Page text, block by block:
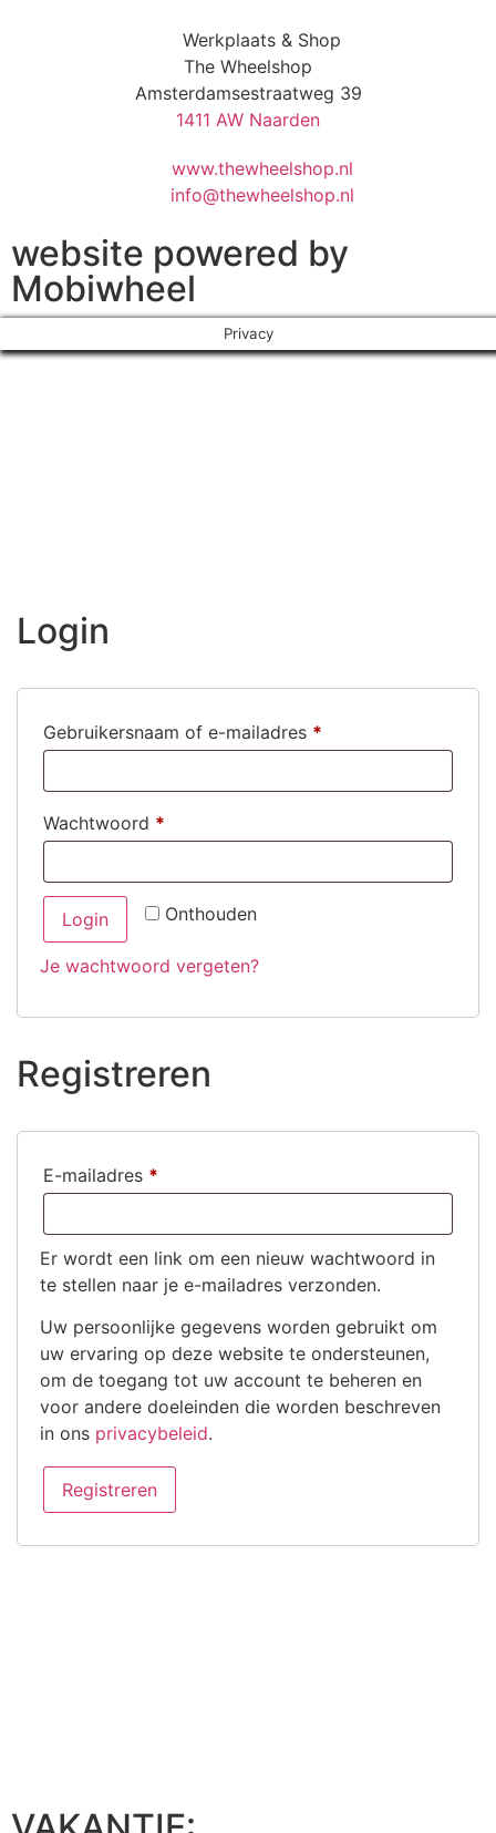
Werkplaats & Shop
The Wheelshop
Amsterdamsestraatweg 39
1411 AW Naarden
www.thewheelshop.nl
info@thewheelshop.nl
website powered by
Mobiwheel
Privacy
Login
Gebruikersnaam of e-mailadres *
Wachtwoord *
Onthouden
Login
Je wachtwoord vergeten?
Registreren
E-mailadres *
Er wordt een link om een nieuw wachtwoord in
te stellen naar je e-mailadres verzonden.
Uw persoonlijke gegevens worden gebruikt om
uw ervaring op deze website te ondersteunen,
om de toegang tot uw account te beheren en
voor andere doeleinden die worden beschreven
in ons privacybeleid.
Registreren